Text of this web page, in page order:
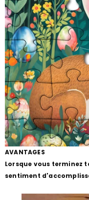
AVANTAGES
Lorsque vous terminez
sentiment